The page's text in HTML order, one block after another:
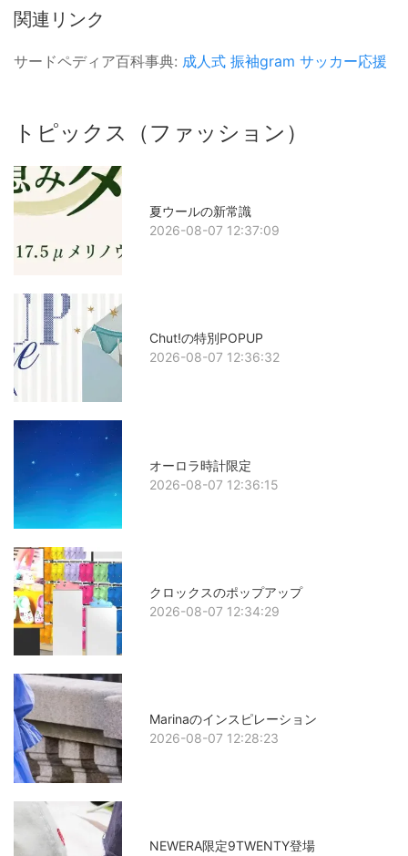
関連リンク
サードペディア百科事典: 成人式 振袖gram サッカー応援
トピックス（ファッション）
夏ウールの新常識
2026-08-07 12:37:09
Chut!の特別POPUP
2026-08-07 12:36:32
オーロラ時計限定
2026-08-07 12:36:15
クロックスのポップアップ
2026-08-07 12:34:29
Marinaのインスピレーション
2026-08-07 12:28:23
NEWERA限定9TWENTY登場